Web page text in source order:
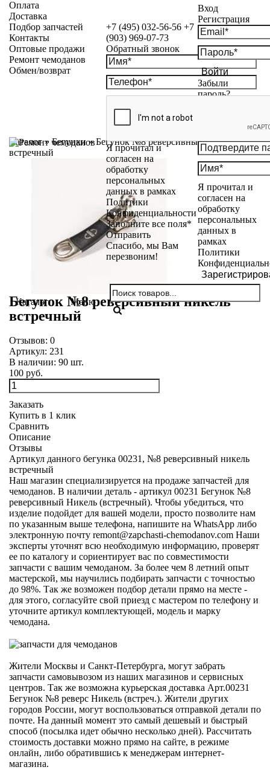
+7 (495) 032-56-56 +7
(903) 969-07-73
Обратный звонок
Я прочитал и
согласен на
обработку
персональных
данных в рамках
Политики
Конфиденциальности
Заполните все поля*
Отправить
Спасибо, мы Вам
перезвоним!
Вход
Регистрация
Войти
Забыли
пароль?
Я прочитал и
согласен на
обработку
персональных
данных в
рамках
Политики
Каталог Меню
Оплата
Доставка
Подбор запчастей
Контакты
Оптовые продажи
Ремонт чемоданов
Обмен/возврат
Каталог»Бегунки»Бегунок №8 реверсивный никель
встречный
Бегунок №8 реверсивный никель
встречный
Отзывов: 0
Артикул: 231
В наличии: 90 шт.
100 руб.
Заказать
Купить в 1 клик
Сравнить
Описание
Отзывы
Артикул данного бегунка 00231, №8 реверсивный никель
встречный
Наш магазин специализируется на продаже запчастей для
чемоданов. В наличии деталь - артикул 00231 Бегунок №8
реверсивный Никель (встречный). Чтобы убедиться, что
изделие подойдет для вашей модели, просто позволите нам
по указанным выше телефона, напишите на WhatsApp либо
электронную почту remont@zapchasti-chemodanov.com Наши
эксперты уточнят всю необходимую информацию, проверят
ее по каталогу и сориентирует вас по совместимости
запчасти с вашим чемоданом. За более чем 8 летний опыт
мастерской, мы научились подбирать запчасти с точностью
до 98%. Так же возможен подбор детали прямо на месте -
для этого, согласуйте свой приезд с мастером по телефону и
уточните артикул комплектующей, модель и марку
чемодана.
Жители Москвы и Санкт-Петербурга, могут забрать
запчасти самовывозом из наших магазинов и сервисных
центров. Так же возможна курьерская доставка Арт.00231
Бегунок №8 реверс Никель (встреч.). Жители других
городов России, могут воспользоваться отправкой детали по
почте. На данный момент это самый дешевый и быстрый
способ (посылка идет обычно несколько дней). Рассчитать
стоимость доставки можно прямо на сайте, в режиме
онлайн, либо обратившись к менеджерам интернет-
магазина.